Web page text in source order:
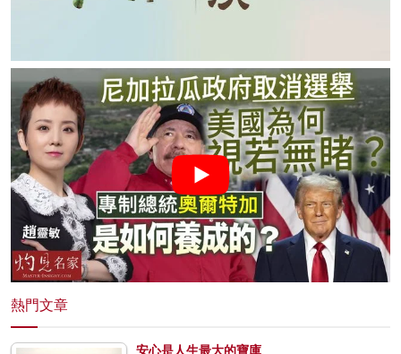
熱門文章
安心是人生最大的寶庫